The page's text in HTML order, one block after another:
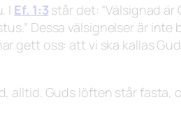
I Ef. 1:3 står det: “Välsignad
Dessa välsignelser är
gett oss: att vi ska kallas
alltid. Guds löften står